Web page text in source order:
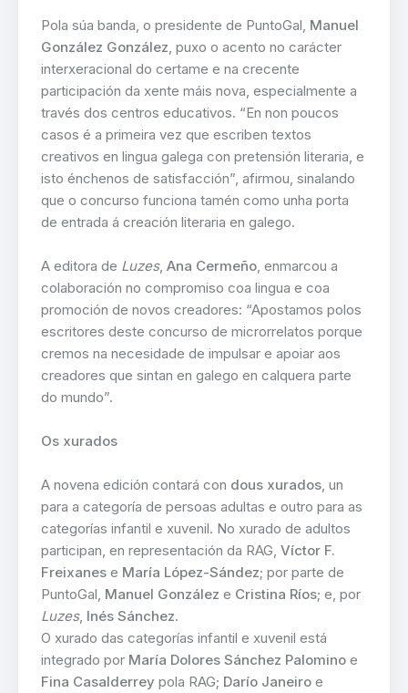
Pola súa banda, o presidente de PuntoGal, Manuel
González González , puxo o acento no carácter
interxeracional do certame e na crecente
participación da xente máis nova, especialmente a
través dos centros educativos. “En non poucos
casos é a primeira vez que escriben textos
creativos en lingua galega con pretensión literaria, e
isto énchenos de satisfacción”, afirmou, sinalando
que o concurso funciona tamén como unha porta
de entrada á creación literaria en galego.
A editora de Luzes, Ana Cermeño , enmarcou a
colaboración no compromiso coa lingua e coa
promoción de novos creadores: “Apostamos polos
escritores deste concurso de microrrelatos porque
cremos na necesidade de impulsar e apoiar aos
creadores que sintan en galego en calquera parte
do mundo”.
Os xurados
A novena edición contará con dous xurados , un
para a categoría de persoas adultas e outro para as
categorías infantil e xuvenil. No xurado de adultos
participan, en representación da RAG, Víctor F.
Freixanes e María López-Sández; por parte de
PuntoGal, Manuel González e Cristina Ríos; e, por
Luzes, Inés Sánchez.
O xurado das categorías infantil e xuvenil está
integrado por María Dolores Sánchez Palomino e
Fina Casalderrey pola RAG; Darío Janeiro e